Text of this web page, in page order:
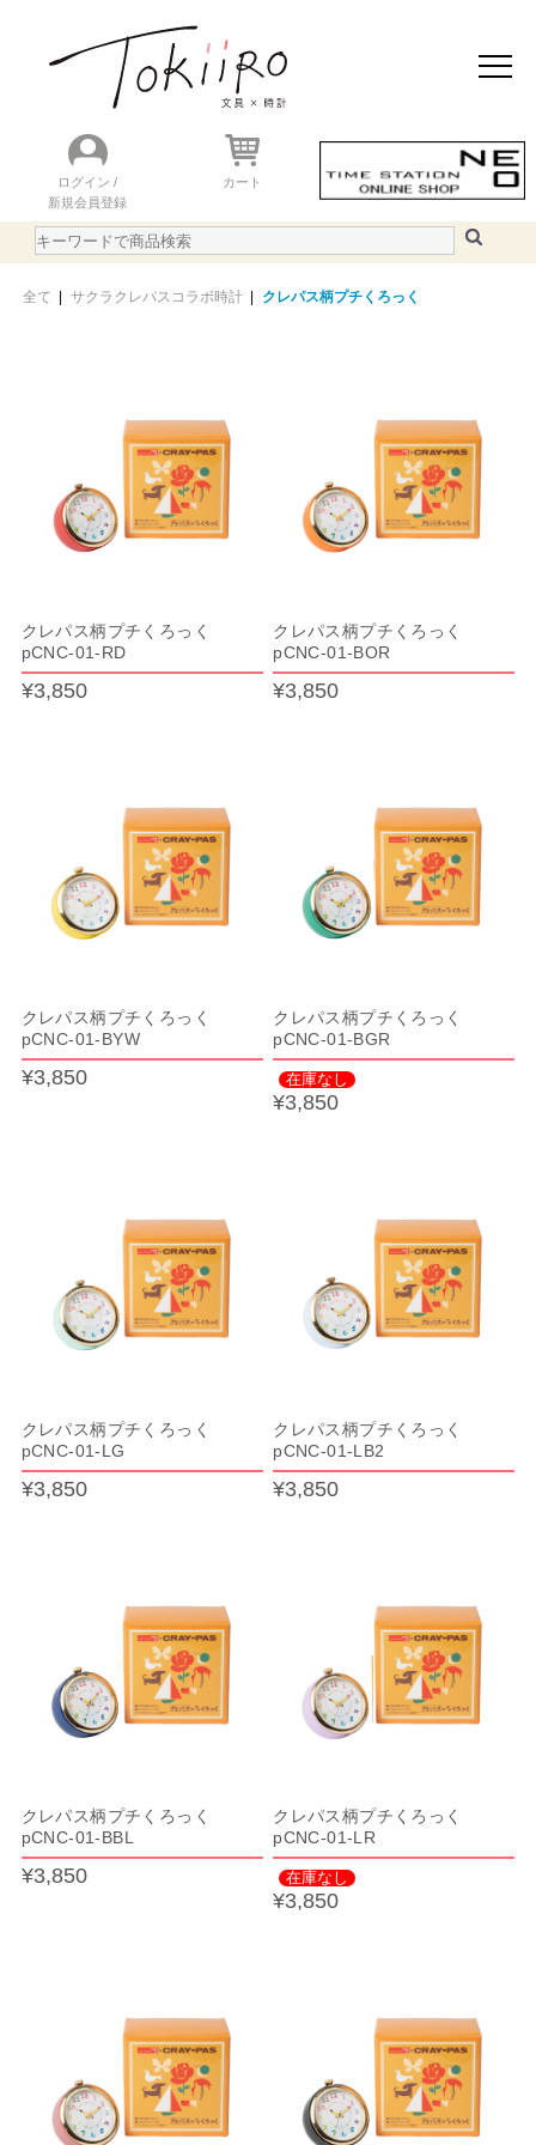
ログイン /
新規会員登録
カート
全て サクラクレパスコラボ時計 クレパス柄プチくろっく
クレパス柄プチくろっく
pCNC-01-RD
¥3,850
クレパス柄プチくろっく
pCNC-01-BOR
¥3,850
クレパス柄プチくろっく
pCNC-01-BYW
¥3,850
クレパス柄プチくろっく
pCNC-01-BGR
在庫なし
¥3,850
クレパス柄プチくろっく
pCNC-01-LG
¥3,850
クレパス柄プチくろっく
pCNC-01-LB2
¥3,850
クレパス柄プチくろっく
pCNC-01-BBL
¥3,850
クレパス柄プチくろっく
pCNC-01-LR
在庫なし
¥3,850
おすすめアイテム
ニュース＆トピック
ランキング
WEBカタログ